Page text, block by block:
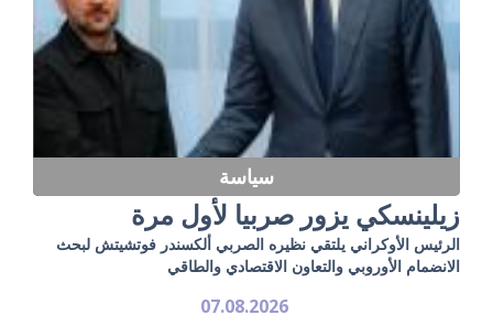
سياسة
زيلينسكي يزور صربيا لأول مرة
الرئيس الأوكراني يلتقي نظيره الصربي ألكسندر فوتشيتش لبحث
الانضمام الأوروبي والتعاون الاقتصادي والطاقي
07.08.2026